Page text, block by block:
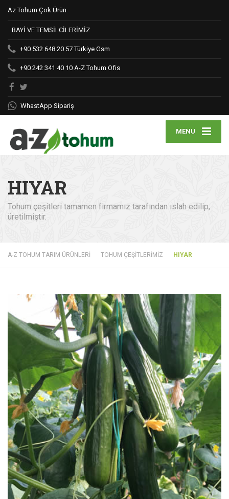
Az Tohum Çok Ürün
BAYİ VE TEMSİLCİLERİMİZ
+90 532 648 20 57 Türkiye Gsm
+90 242 341 40 10 A-Z Tohum Ofis
WhastApp Sipariş
MENU
HIYAR
Tohum çeşitleri tamamen firmamız tarafından ıslah edilip,
üretilmiştir.
A-Z TOHUM TARIM ÜRÜNLERİ TOHUM ÇEŞİTLERİMİZ HIYAR